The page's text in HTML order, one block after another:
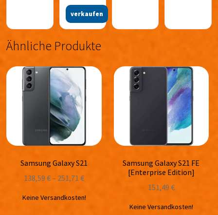
verkaufen
Ähnliche Produkte
Samsung Galaxy S21
138,59€– 251,71€
Keine Versandkosten!
Samsung Galaxy S21 FE
[Enterprise Edition]
151,49 €
Keine Versandkosten!